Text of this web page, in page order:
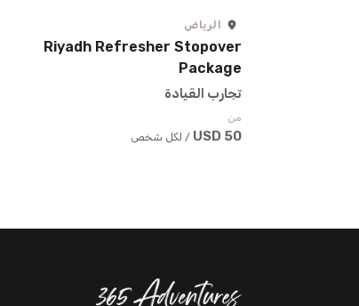
الرياض
Riyadh Refresher Stopover
Package
تجارب القيادة
من
50 USD / لكل شخص